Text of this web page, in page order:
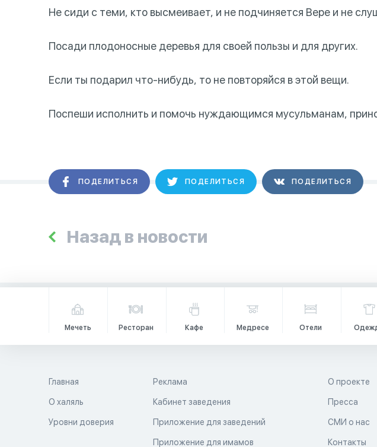
Не сиди с теми, кто высмеивает, и не подчиняется Вере и не
Посади плодоносные деревья для своей пользы и для других.
Если ты подарил что-нибудь, то не повторяйся в этой вещи.
Поспеши исполнить и помочь нуждающимся мусульманам,
ПОДЕЛИТЬСЯ ПОДЕЛИТЬСЯ ПОДЕЛИТЬСЯ
Назад в новости
Мечеть Ресторан Кафе Медресе Отели
Главная
О халяль
Уровни доверия
Реклама
Кабинет заведения
Приложение для заведений
Приложение для имамов
О проекте
Пресса
СМИ о нас
Контакты